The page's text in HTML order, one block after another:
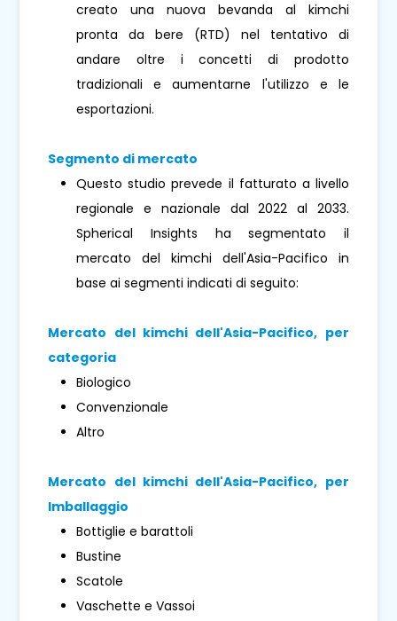
creato una nuova bevanda al kimchi
pronta da bere (RTD) nel tentativo di
andare oltre i concetti di prodotto
tradizionali e aumentarne l'utilizzo e le
esportazioni.
Segmento di mercato
Questo studio prevede il fatturato a livello
regionale e nazionale dal 2022 al 2033.
Spherical Insights ha segmentato il
mercato del kimchi dell'Asia-Pacifico in
base ai segmenti indicati di seguito:
Mercato del kimchi dell'Asia-Pacifico, per
categoria
Biologico
Convenzionale
Altro
Mercato del kimchi dell'Asia-Pacifico, per
Imballaggio
Bottiglie e barattoli
Bustine
Scatole
Vaschette e Vassoi